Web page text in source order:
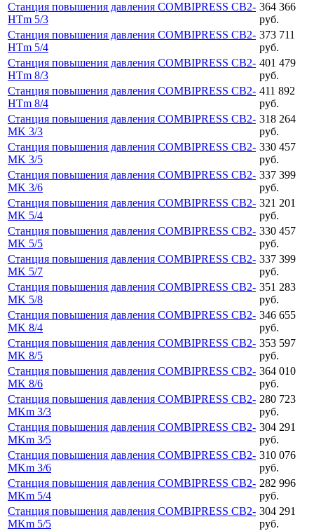
Станция повышения давления COMBIPRESS CB2-
HTm 5/3
364 366
руб.
Станция повышения давления COMBIPRESS CB2-
HTm 5/4
373 711
руб.
Станция повышения давления COMBIPRESS CB2-
HTm 8/3
401 479
руб.
Станция повышения давления COMBIPRESS CB2-
HTm 8/4
411 892
руб.
Станция повышения давления COMBIPRESS CB2-
MK 3/3
318 264
руб.
Станция повышения давления COMBIPRESS CB2-
MK 3/5
330 457
руб.
Станция повышения давления COMBIPRESS CB2-
MK 3/6
337 399
руб.
Станция повышения давления COMBIPRESS CB2-
MK 5/4
321 201
руб.
Станция повышения давления COMBIPRESS CB2-
MK 5/5
330 457
руб.
Станция повышения давления COMBIPRESS CB2-
MK 5/7
337 399
руб.
Станция повышения давления COMBIPRESS CB2-
MK 5/8
351 283
руб.
Станция повышения давления COMBIPRESS CB2-
MK 8/4
346 655
руб.
Станция повышения давления COMBIPRESS CB2-
MK 8/5
353 597
руб.
Станция повышения давления COMBIPRESS CB2-
MK 8/6
364 010
руб.
Станция повышения давления COMBIPRESS CB2-
MKm 3/3
280 723
руб.
Станция повышения давления COMBIPRESS CB2-
MKm 3/5
304 291
руб.
Станция повышения давления COMBIPRESS CB2-
MKm 3/6
310 076
руб.
Станция повышения давления COMBIPRESS CB2-
MKm 5/4
282 996
руб.
Станция повышения давления COMBIPRESS CB2-
MKm 5/5
304 291
руб.